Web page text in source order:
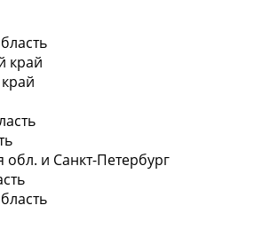
край
обл. и Санкт-Петербург